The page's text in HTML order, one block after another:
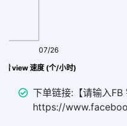
看 view 速度 (个/小时)
07/26
下单链接:【请输入FB
https://